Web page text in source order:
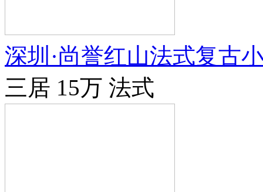
深圳·尚誉红山法式复古
三居 15万 法式